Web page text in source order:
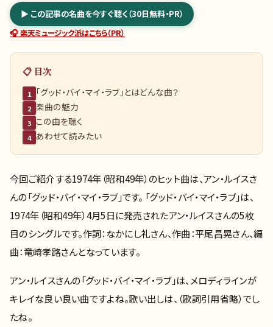
▶ この記事の名曲を今すぐ聴く（30日無料・PR）
🎧 楽天ミュージック派はこちら（PR）
📋 目次
1 「グッド・バイ・マイ・ラブ」とはどんな曲？
2 楽曲の魅力
3 この曲を聴く
4 あわせて読みたい
今回ご紹介する1974年（昭和49年）のヒット曲は、アン・ルイスさ
んの「グッド・バイ・マイ・ラブ」です。 「グッド・バイ・マイ・ラブ」は、
1974年（昭和49年）4月5日に発売されたアン・ルイスさんの5枚
目のシングルです。作詞：なかにし礼さん、作曲：平尾昌晃さん、編
曲：竜崎孝路さんとなっています。
アン・ルイスさんの「グッド・バイ・マイ・ラブ」は、メロディラインが
キレイな良い良い曲ですよね。歌い出しは、（歌詞引用省略）でし
たね。